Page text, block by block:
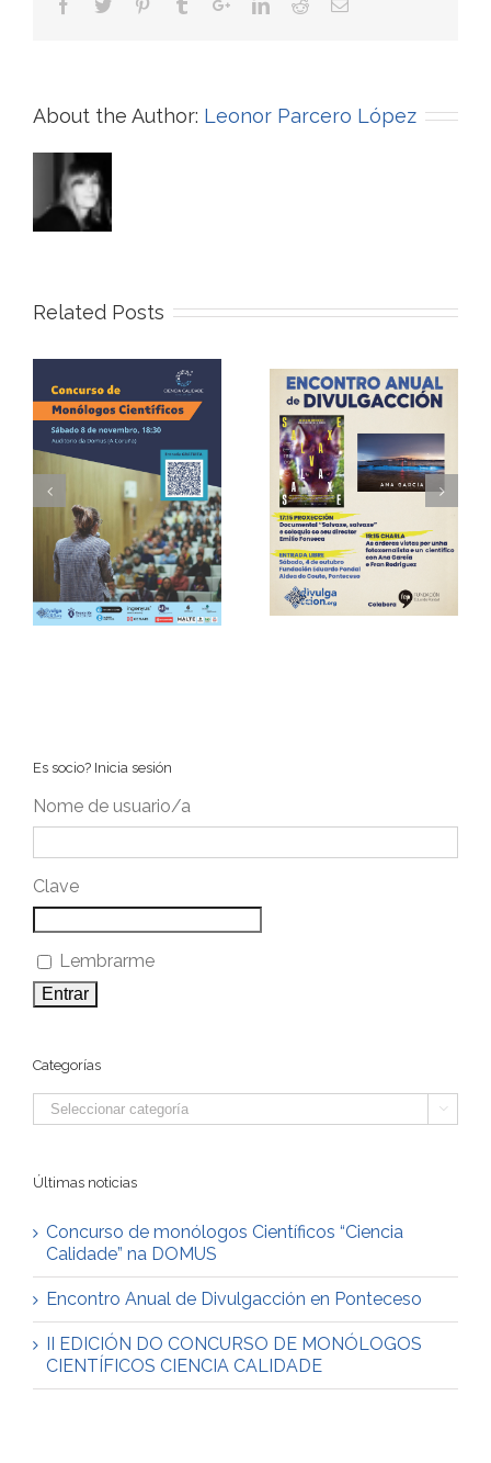
About the Author: Leonor Parcero López
Related Posts
Encontro Anual de
Divulgacción en
Ponteceso
II EDICIÓN DO
CONCURSO DE
CIENTÍFICOS CIENCIA
CALIDADE
Es socio? Inicia sesión
Nome de usuario/a
Clave
Lembrarme
Categorías
Categorías 
Últimas noticias
Concurso de monólogos Científicos “Ciencia
Calidade” na DOMUS
Encontro Anual de Divulgacción en Ponteceso
II EDICIÓN DO CONCURSO DE MONÓLOGOS
CIENTÍFICOS CIENCIA CALIDADE